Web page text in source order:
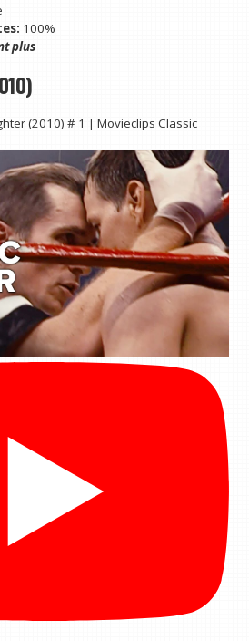
100%
plus
(2010) # 1 | Movieclips Classic